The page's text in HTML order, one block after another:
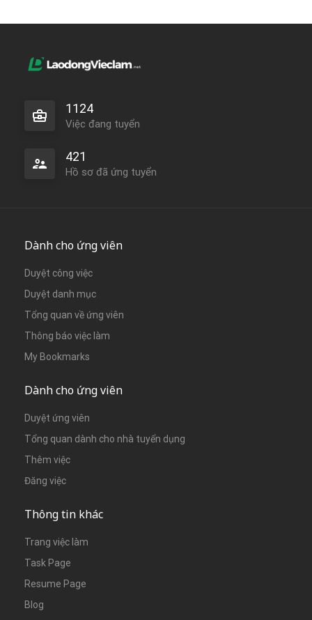
1124
Việc đang tuyển
421
Hồ sơ đã ứng tuyển
Dành cho ứng viên
Duyệt công việc
Duyệt danh mục
Tổng quan về ứng viên
Thông báo việc làm
My Bookmarks
Dành cho ứng viên
Duyệt ứng viên
Tổng quan dành cho nhà tuyển dụng
Thêm việc
Đăng việc
Thông tin khác
Trang việc làm
Task Page
Resume Page
Blog